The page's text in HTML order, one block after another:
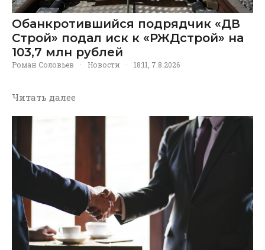
Обанкротившийся подрядчик «ДВ
Строй» подал иск к «РЖДстрой» на
103,7 млн рублей
Роман Соловьев · Новости · 18:11, 7.8.2026
Читать далее